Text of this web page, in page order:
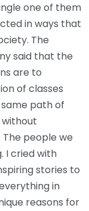
one of them
in ways that
The
said that the
are to
of classes
path of
people we
I cried with
stories to
in
reasons for